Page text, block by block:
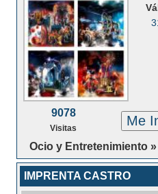
9078
Visitas Me
Ocio y Entretenimiento »
IMPRENTA CASTRO